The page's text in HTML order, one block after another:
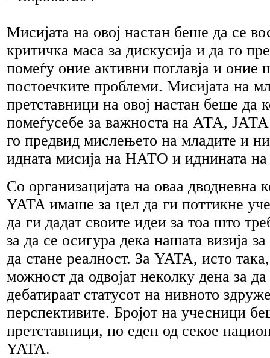
Мисијата на овој настан беше да се
критичка маса за дискусија и да го
помеѓу оние активни поглавја и оние
постоечките проблеми. Мисијата на
претставници на овој настан беше да
помеѓусебе за важноста на АТА,
го предвид мислењето на младите и
идната мисија на НАТО и иднината
Со организацијата на оваа дводневна
YATA имаше за цел да ги поттикне
да ги дадат своите идеи за тоа што
за да се осигура дека нашата визија
да стане реалност. За YATA, исто
можност да одвојат неколку дена за
дебатираат статусот на нивното
перспективите. Бројот на учесници
претставници, по еден од секое
YATA.